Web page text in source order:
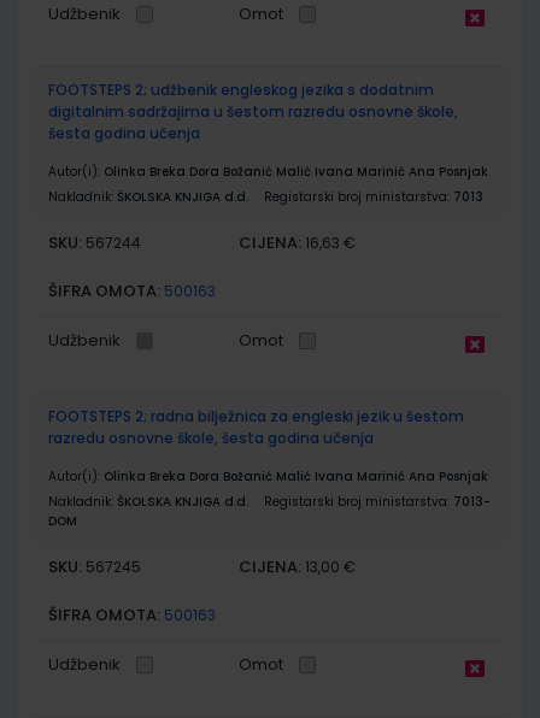
Udžbenik Omot
FOOTSTEPS 2; udžbenik engleskog jezika s dodatnim
digitalnim sadržajima u šestom razredu osnovne škole,
šesta godina učenja
Autor(i): Olinka Breka Dora Božanić Malić Ivana Marinić Ana Posnjak
Nakladnik: ŠKOLSKA KNJIGA d.d. Registarski broj ministarstva: 7013
SKU: 567244 CIJENA: 16,63 €
ŠIFRA OMOTA: 500163
Udžbenik Omot
FOOTSTEPS 2; radna bilježnica za engleski jezik u šestom
razredu osnovne škole, šesta godina učenja
Autor(i): Olinka Breka Dora Božanić Malić Ivana Marinić Ana Posnjak
Nakladnik: ŠKOLSKA KNJIGA d.d. Registarski broj ministarstva: 7013-
DOM
SKU: 567245 CIJENA: 13,00 €
ŠIFRA OMOTA: 500163
Udžbenik Omot